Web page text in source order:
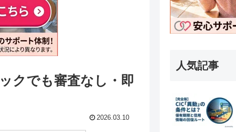
クでも審査なし・即
2026.03.10
人気記事